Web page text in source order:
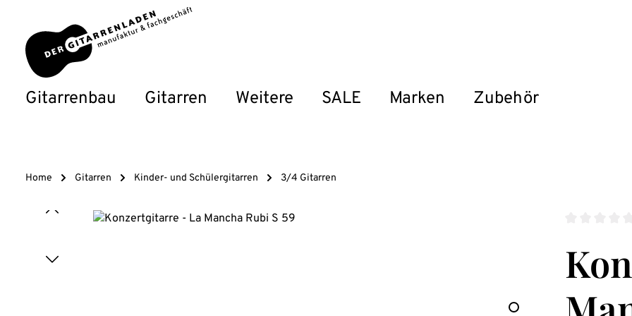
Zur Hauptnavigation springen
Gitarrenbau Gitarren Weitere SALE Marken Zubehör
Home Gitarren Kinder- und Schülergitarren 3/4 Gitarren
Bildergalerie überspringen